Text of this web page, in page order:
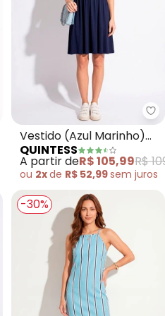
- Vestido (Azul
Vestido (Azul Marinho)
em Malha de Viscose
QUINTESS
A partir deR$ 105,99R$
ou 2xde R$ 52,99sem juros
-30%